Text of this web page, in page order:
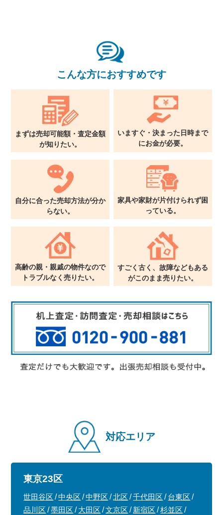
こんな方におすすめです
まずは売却可能額・査定金額
が知りたい。
いますぐ・決まった日時まで
にお金が必要。
自分に合った売却方法が分か
らない。
家具や家財が片付けられず困
っている。
高齢の親・親戚の物件なので
トラブルなく売りたい。
すごく古く、故障などもある
がこのまま売りたい。
対応エリア
東京23区
世田谷区 中央区 中野区 北区 千代田区
台東区
品川区
墨田区 大田区 文京区 新宿区
杉並区